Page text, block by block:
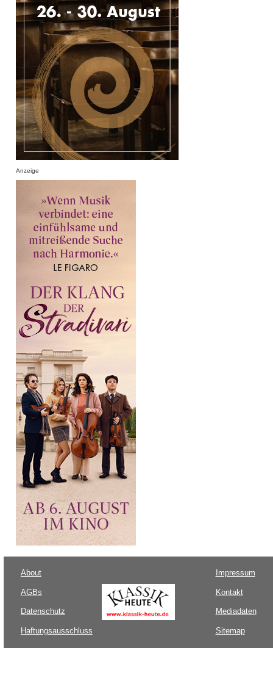
Anzeige
About
AGBs
Datenschutz
Haftungsausschluss
Impressum
Kontakt
Mediadaten
Sitemap